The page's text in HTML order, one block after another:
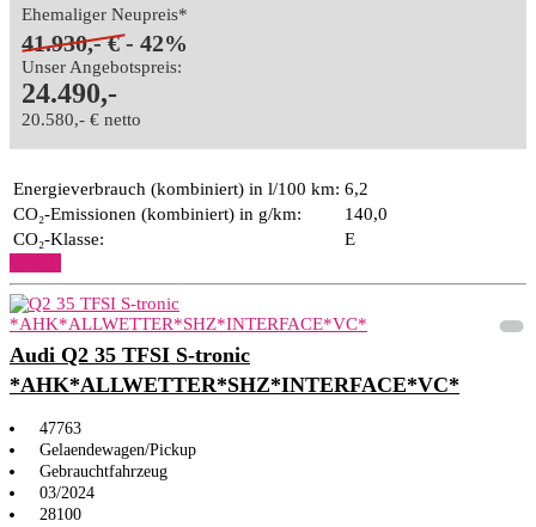
Ehemaliger Neupreis*
41.930,- € - 42%
Unser Angebotspreis:
24.490,-
20.580,- € netto
Energieverbrauch (kombiniert) in l/100 km: 6,2
CO₂-Emissionen (kombiniert) in g/km:
140,0
CO₂-Klasse:
E
Audi Q2 35 TFSI S-tronic
*AHK*ALLWETTER*SHZ*INTERFACE*VC*
47763
Gelaendewagen/Pickup
Gebrauchtfahrzeug
03/2024
28100